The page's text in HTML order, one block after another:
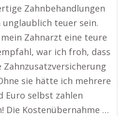
Zahnbehandlungen
unglaublich teuer sein.
Zahnarzt eine teure
war ich froh, dass
Zahnzusatzversicherung
sie hätte ich mehrere
Euro selbst zahlen
Die Kostenübernahme …